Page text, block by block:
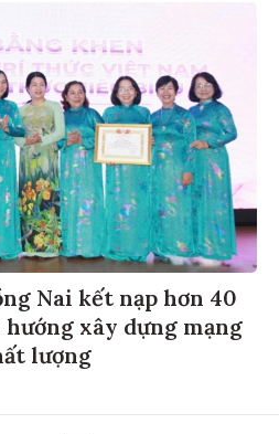
Nai kết nạp hơn 40
xây dựng mạng
lượng